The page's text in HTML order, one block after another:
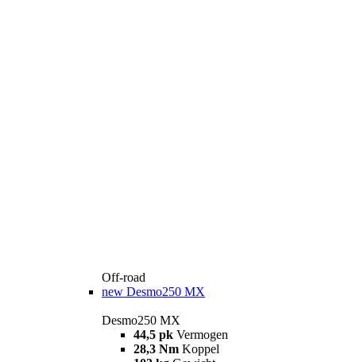
Off-road
new Desmo250 MX
Desmo250 MX
44,5 pk Vermogen
28,3 Nm Koppel